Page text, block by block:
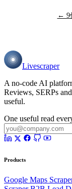
← 9
Livescraper
A no-code AI
Reviews, SERPs
useful.
One useful read
Products
Google Maps